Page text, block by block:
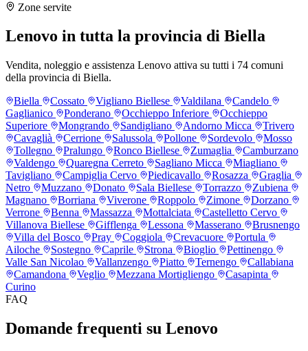
Zone servite
Lenovo in tutta la provincia di Biella
Vendita, noleggio e assistenza Lenovo attiva su tutti i 74 comuni
della provincia di Biella.
Biella
Cossato Vigliano Biellese Valdilana
Candelo
Gaglianico
Ponderano Occhieppo Inferiore
Occhieppo
Superiore
Mongrando Sandigliano Andorno Micca
Trivero
Cavaglià
Cerrione Salussola Pollone Sordevolo
Mosso
Tollegno
Pralungo Ronco Biellese Zumaglia
Camburzano
Valdengo
Quaregna Cerreto Sagliano Micca
Miagliano
Tavigliano
Campiglia Cervo Piedicavallo Rosazza
Graglia
Netro
Muzzano Donato Sala Biellese Torrazzo
Zubiena
Magnano
Borriana Viverone Roppolo Zimone
Dorzano
Verrone
Benna Massazza Mottalciata
Castelletto Cervo
Villanova Biellese
Gifflenga Lessona Masserano
Brusnengo
Villa del Bosco
Pray Coggiola Crevacuore
Portula
Ailoche
Sostegno Caprile Strona Bioglio
Pettinengo
Valle San Nicolao
Vallanzengo Piatto Ternengo
Callabiana
Camandona
Veglio Mezzana Mortigliengo
Casapinta
Curino
FAQ
Domande frequenti su Lenovo